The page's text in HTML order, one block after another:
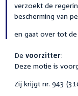
verzoekt de
bescherming van
en gaat over tot
De voorzitter:
Deze motie is
Zij krijgt nr. 943